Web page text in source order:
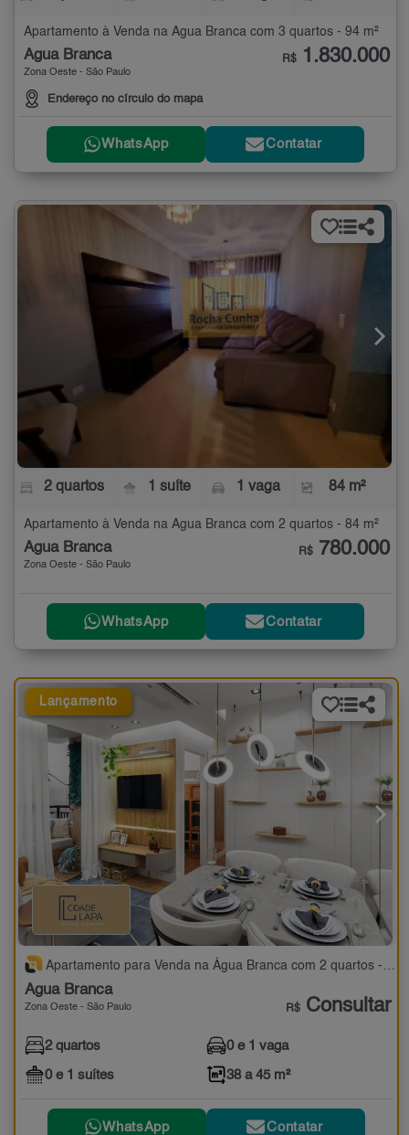
Apartamento à Venda na Água Branca com 3 quartos - 94 m²
Água Branca
Zona Oeste - São Paulo
Endereço no círculo do mapa
R$ 1.830.000
WhatsApp Contatar
2 quartos 1 suíte 1 vaga 84 m²
Apartamento à Venda na Água Branca com 2 quartos - 84 m²
Água Branca
Zona Oeste - São Paulo
R$ 780.000
WhatsApp Contatar
Lançamento
Apartamento para Venda na Água Branca com 2 quartos - 38 a 45 m²
Água Branca
Zona Oeste - São Paulo R$ Consultar
2 quartos
0 e 1 suítes
0 e 1 vaga
38 a 45 m²
WhatsApp Contatar